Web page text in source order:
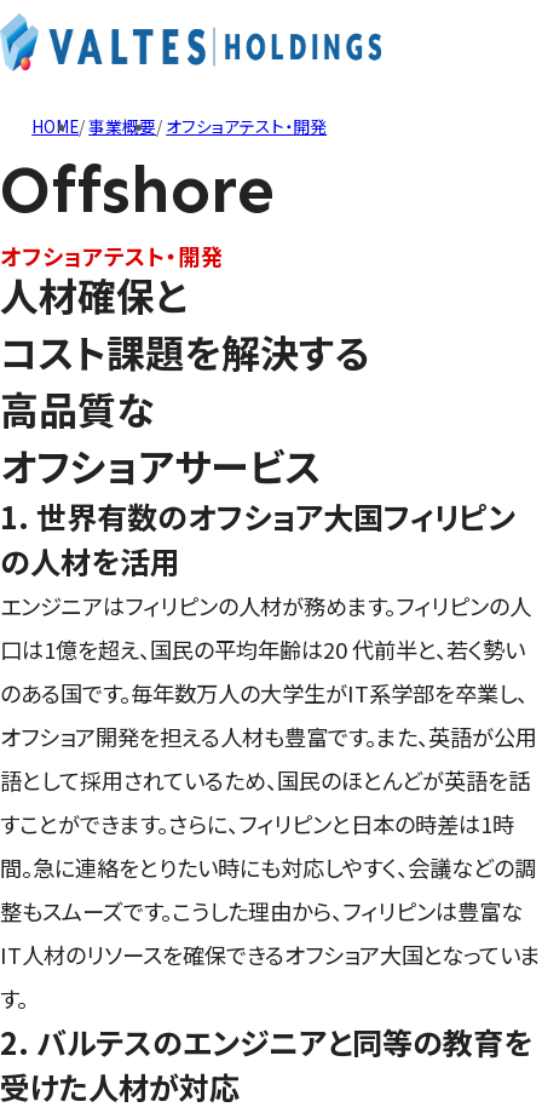
HOME 事業概要 オフショアテスト・開発
Offshore
オフショアテスト・開発
人材確保と
コスト課題を解決する
高品質な
オフショアサービス
1. 世界有数のオフショア大国フィリピン
の人材を活用
エンジニアはフィリピンの人材が務めます。フィリピンの人
口は1億を超え、国民の平均年齢は20 代前半と、若く勢い
のある国です。毎年数万人の大学生がIT系学部を卒業し、
オフショア開発を担える人材も豊富です。また、英語が公用
語として採用されているため、国民のほとんどが英語を話
すことができます。さらに、フィリピンと日本の時差は1時
間。急に連絡をとりたい時にも対応しやすく、会議などの調
整もスムーズです。こうした理由から、フィリピンは豊富な
IT人材のリソースを確保できるオフショア大国となっていま
す。
2. バルテスのエンジニアと同等の教育を
受けた人材が対応